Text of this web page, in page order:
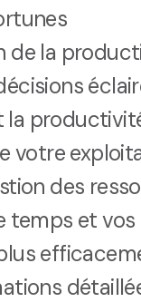
de la
la
votre
des
temps et vos